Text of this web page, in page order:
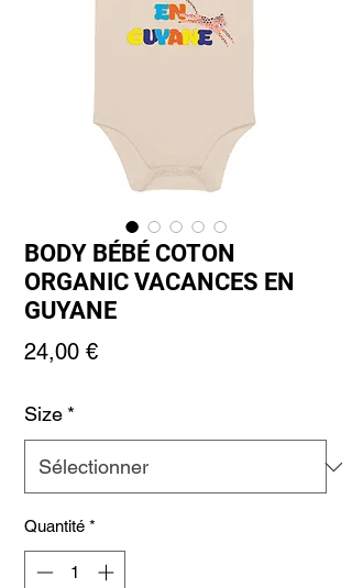
BODY BÉBÉ COTON
ORGANIC VACANCES EN
GUYANE
24,00 €Prix
Size *
Quantité *